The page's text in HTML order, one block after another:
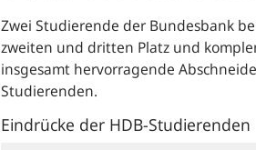
Zwei Studierende der Bundesbank
zweiten und dritten Platz und
insgesamt hervorragende
Studierenden.
Eindrücke der HDB-Studierenden